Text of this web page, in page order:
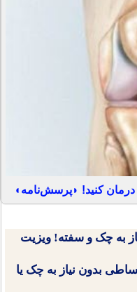
کنید! ◗پرسش‌نامه◖
به چک و سفته! ویزیت
بدون نیاز به چک یا